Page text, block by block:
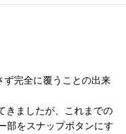
ず完全に覆うことの出来
きましたが、これまでの
部をスナップボタンにす